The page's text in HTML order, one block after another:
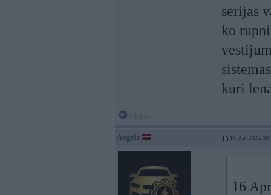
serijas
ko
kuri
Angelz 16. Apr 2022,
16